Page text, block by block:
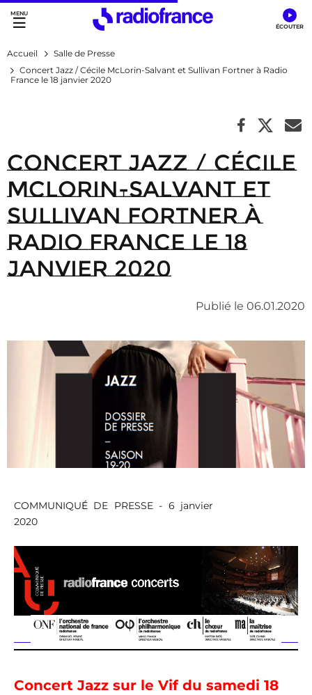
Accès direct :
Menu principal
Contenu
Accueil
Salle de Presse
Concert Jazz / Cécile McLorin-Salvant et Sullivan Fortner à Radio
France le 18 janvier 2020
Concert Jazz / Cécile
McLorin-Salvant et
Sullivan Fortner à
Radio France le 18
janvier 2020
Publié le 06.01.2020
COMMUNIQUÉ DE PRESSE - 6 janvier
2020
Concert Jazz sur le Vif du samedi 18